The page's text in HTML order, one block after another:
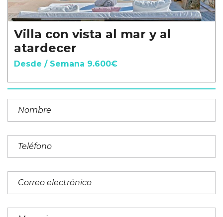
Villa con vista al mar y al
atardecer
Desde / Semana 9.600€